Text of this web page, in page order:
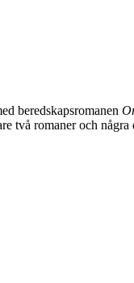
beredskapsromanen
två romaner och